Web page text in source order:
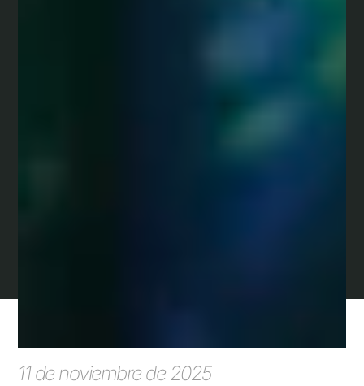
11 de noviembre de 2025